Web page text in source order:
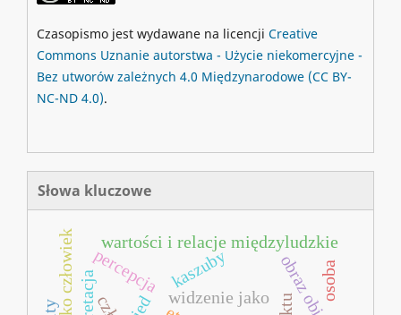
Czasopismo jest wydawane na licencji Creative
Commons Uznanie autorstwa - Użycie niekomercyjne -
Bez utworów zależnych 4.0 Międzynarodowe (CC BY-
NC-ND 4.0).
Słowa kluczowe
percepcja
wartości i relacje międzyludzkie
widzenie jako osoba
kaszuby